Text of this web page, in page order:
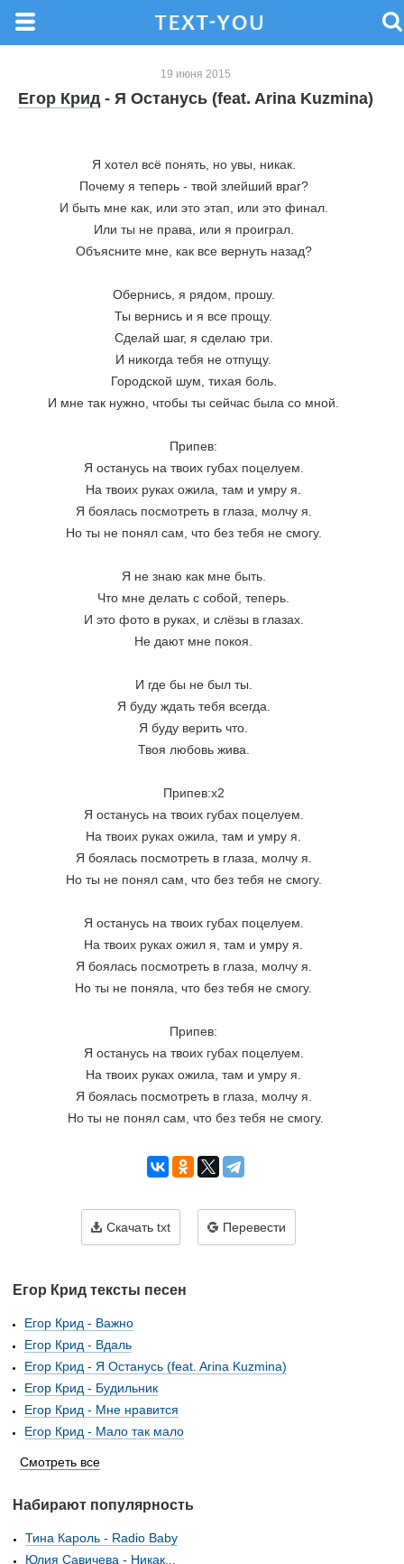
19 июня 2015
Егор Крид- Я Останусь (feat. Arina Kuzmina)
Я хотел всё понять, но увы, никак.
Почему я теперь - твой злейший враг?
И быть мне как, или это этап, или это финал.
Или ты не права, или я проиграл.
Объясните мне, как все вернуть назад?
Обернись, я рядом, прошу.
Ты вернись и я все прощу.
Сделай шаг, я сделаю три.
И никогда тебя не отпущу.
Городской шум, тихая боль.
И мне так нужно, чтобы ты сейчас была со мной.
Припев:
Я останусь на твоих губах поцелуем.
На твоих руках ожила, там и умру я.
Я боялась посмотреть в глаза, молчу я.
Но ты не понял сам, что без тебя не смогу.
Я не знаю как мне быть.
Что мне делать с собой, теперь.
И это фото в руках, и слёзы в глазах.
Не дают мне покоя.
И где бы не был ты.
Я буду ждать тебя всегда.
Я буду верить что.
Твоя любовь жива.
Припев:х2
Я останусь на твоих губах поцелуем.
На твоих руках ожила, там и умру я.
Я боялась посмотреть в глаза, молчу я.
Но ты не понял сам, что без тебя не смогу.
Я останусь на твоих губах поцелуем.
На твоих руках ожил я, там и умру я.
Я боялась посмотреть в глаза, молчу я.
Но ты не поняла, что без тебя не смогу.
Припев:
Я останусь на твоих губах поцелуем.
На твоих руках ожила, там и умру я.
Я боялась посмотреть в глаза, молчу я.
Но ты не понял сам, что без тебя не смогу.
Скачать txt Перевести
Егор Крид тексты песен
Егор Крид - Важно
Егор Крид - Вдаль
Егор Крид - Я Останусь (feat. Arina Kuzmina)
Егор Крид - Будильник
Егор Крид - Мне нравится
Егор Крид - Мало так мало
Смотреть все
Набирают популярность
Тина Кароль - Radio Baby
Юлия Савичева - Никак...